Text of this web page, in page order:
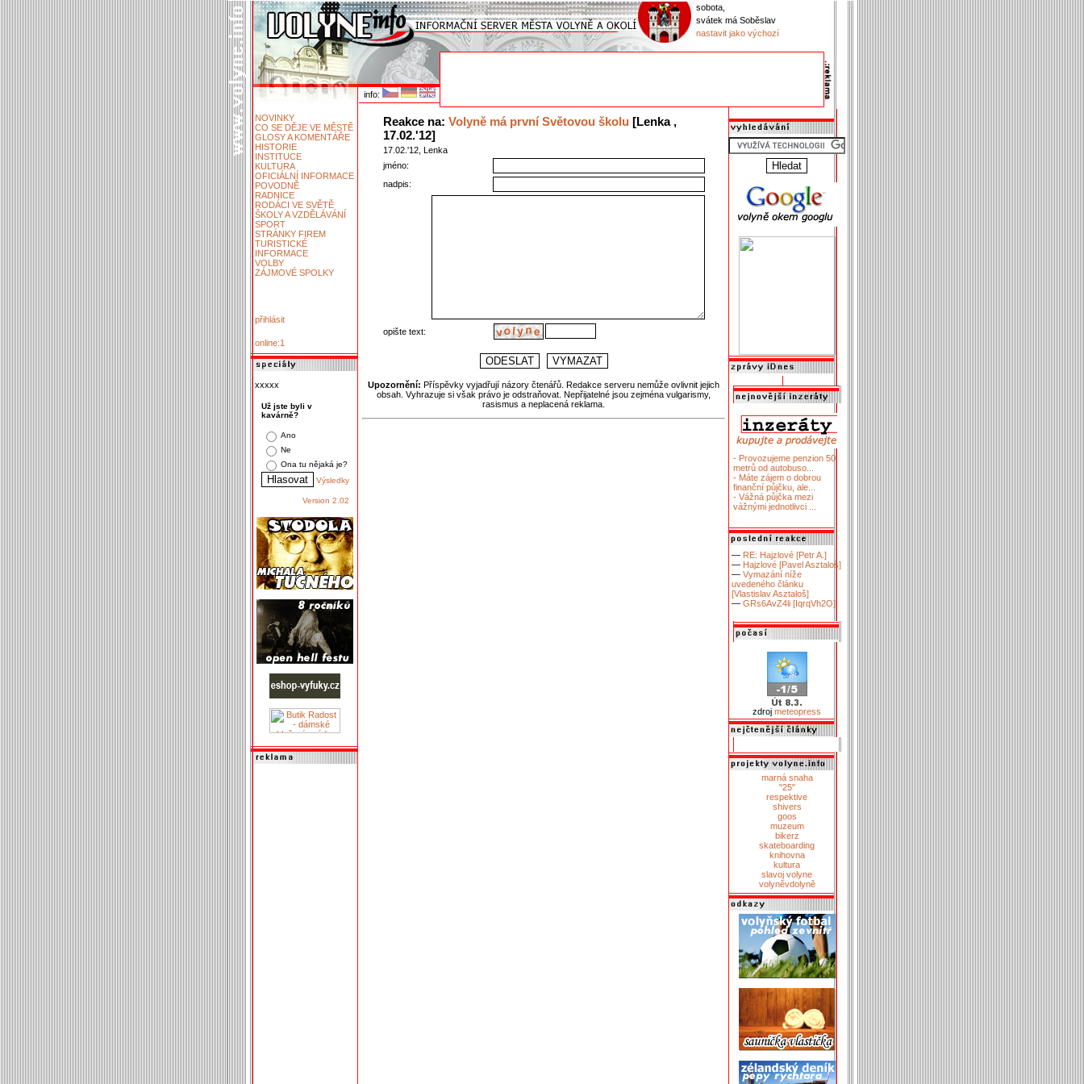
sobota,
svátek má Soběslav
nastavit jako výchozí
info:
NOVINKY
CO SE DĚJE VE MĚSTĚ
GLOSY A KOMENTÁŘE
HISTORIE
INSTITUCE
KULTURA
OFICIÁLNÍ INFORMACE
POVODNĚ
RADNICE
RODÁCI VE SVĚTĚ
ŠKOLY A VZDĚLÁVÁNÍ
SPORT
STRÁNKY FIREM
TURISTICKÉ
INFORMACE
VOLBY
ZÁJMOVÉ SPOLKY
přihlásit
online:1
xxxxx
Už jste byli v
kavárně?
Ano
Ne
Ona tu nějaká je?
Výsledky
Version 2.02
Reakce na: Volyně má první Světovou školu[Lenka ,
17.02.'12]
17.02.'12, Lenka
jméno:
nadpis:
opište text:
Upozornění: Příspěvky vyjadřují názory čtenářů. Redakce serveru nemůže ovlivnit jejich
obsah. Vyhrazuje si však právo je odstraňovat. Nepřijatelné jsou zejména vulgarismy,
rasismus a neplacená reklama.
- Provozujeme penzion 50
metrů od autobuso...
- Máte zájem o dobrou
finanční půjčku, ale...
- Vážná půjčka mezi
vážnými jednotlivci ...
— RE: Hajzlové [Petr A.]
— Hajzlové [Pavel Asztaloš]
— Vymazání níže
uvedeného článku
[Vlastislav Asztaloš]
— GRs6AvZ4li [IqrqVh2O]
zdroj meteopress
marná snaha
"25"
respektive
shivers
goos
muzeum
bikerz
skateboarding
knihovna
kultura
slavoj volyne
volyněvdolyně